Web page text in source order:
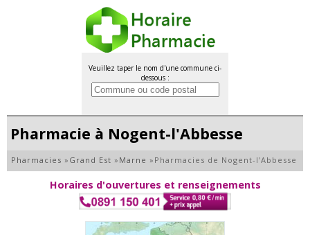
Veuillez taper le nom d'une commune ci-
dessous :
Pharmacie à Nogent-l'Abbesse
Pharmacies » Grand Est » Marne » Pharmacies de Nogent-l'Abbesse
Horaires d'ouvertures et renseignements